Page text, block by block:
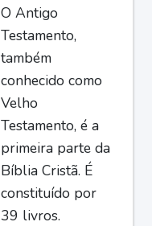
O Antigo
Testamento,
também
conhecido como
Velho
Testamento, é a
primeira parte da
Bíblia Cristã. É
constituído por
39 livros.